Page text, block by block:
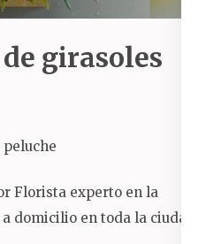
girasoles
Florista experto en la
domicilio en toda la ciudad